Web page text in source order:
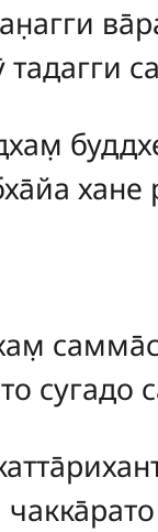
тадагги
сугадо